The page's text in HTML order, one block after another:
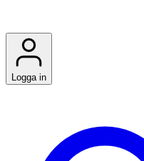
Logga in